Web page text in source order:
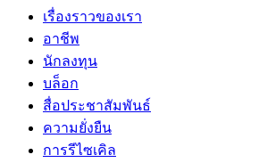
เรื่องราวของเรา
อาชีพ
นักลงทุน
บล็อก
สื่อประชาสัมพันธ์
ความยั่งยืน
การรีไซเคิล